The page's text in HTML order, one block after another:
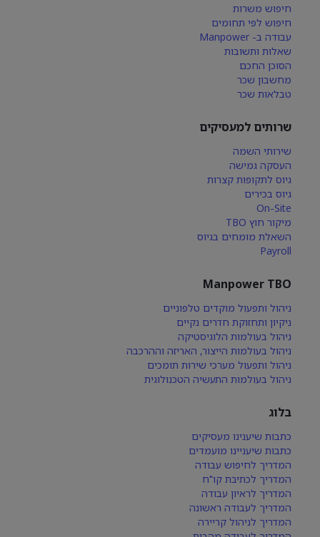
חיפוש משרות
חיפוש לפי תחומים
עבודה ב- Manpower
שאלות ותשובות
הסוכן החכם
מחשבון שכר
טבלאות שכר
שרותים למעסיקים
שירותי השמה
העסקה גמישה
גיוס לתקופות קצרות
גיוס בכירים
On-Site
מיקור חוץ TBO
השאלת מומחים בגיוס
Payroll
Manpower TBO
ניהול ותפעול מוקדים טלפוניים
ניקיון ותחזוקת חדרים נקיים
ניהול בעולמות הלוגיסטיקה
ניהול בעולמות הייצור, האריזה וההרכבה
ניהול ותפעול מערכי שירות תומכים
ניהול בעולמות התעשיה הטכנולוגית
בלוג
כתבות שיענינו מעסיקים
כתבות שיעניינו מועמדים
המדריך לחיפוש עבודה
המדריך לכתיבת קו"ח
המדריך לראיון עבודה
המדריך לעבודה ראשונה
המדריך לניהול קריירה